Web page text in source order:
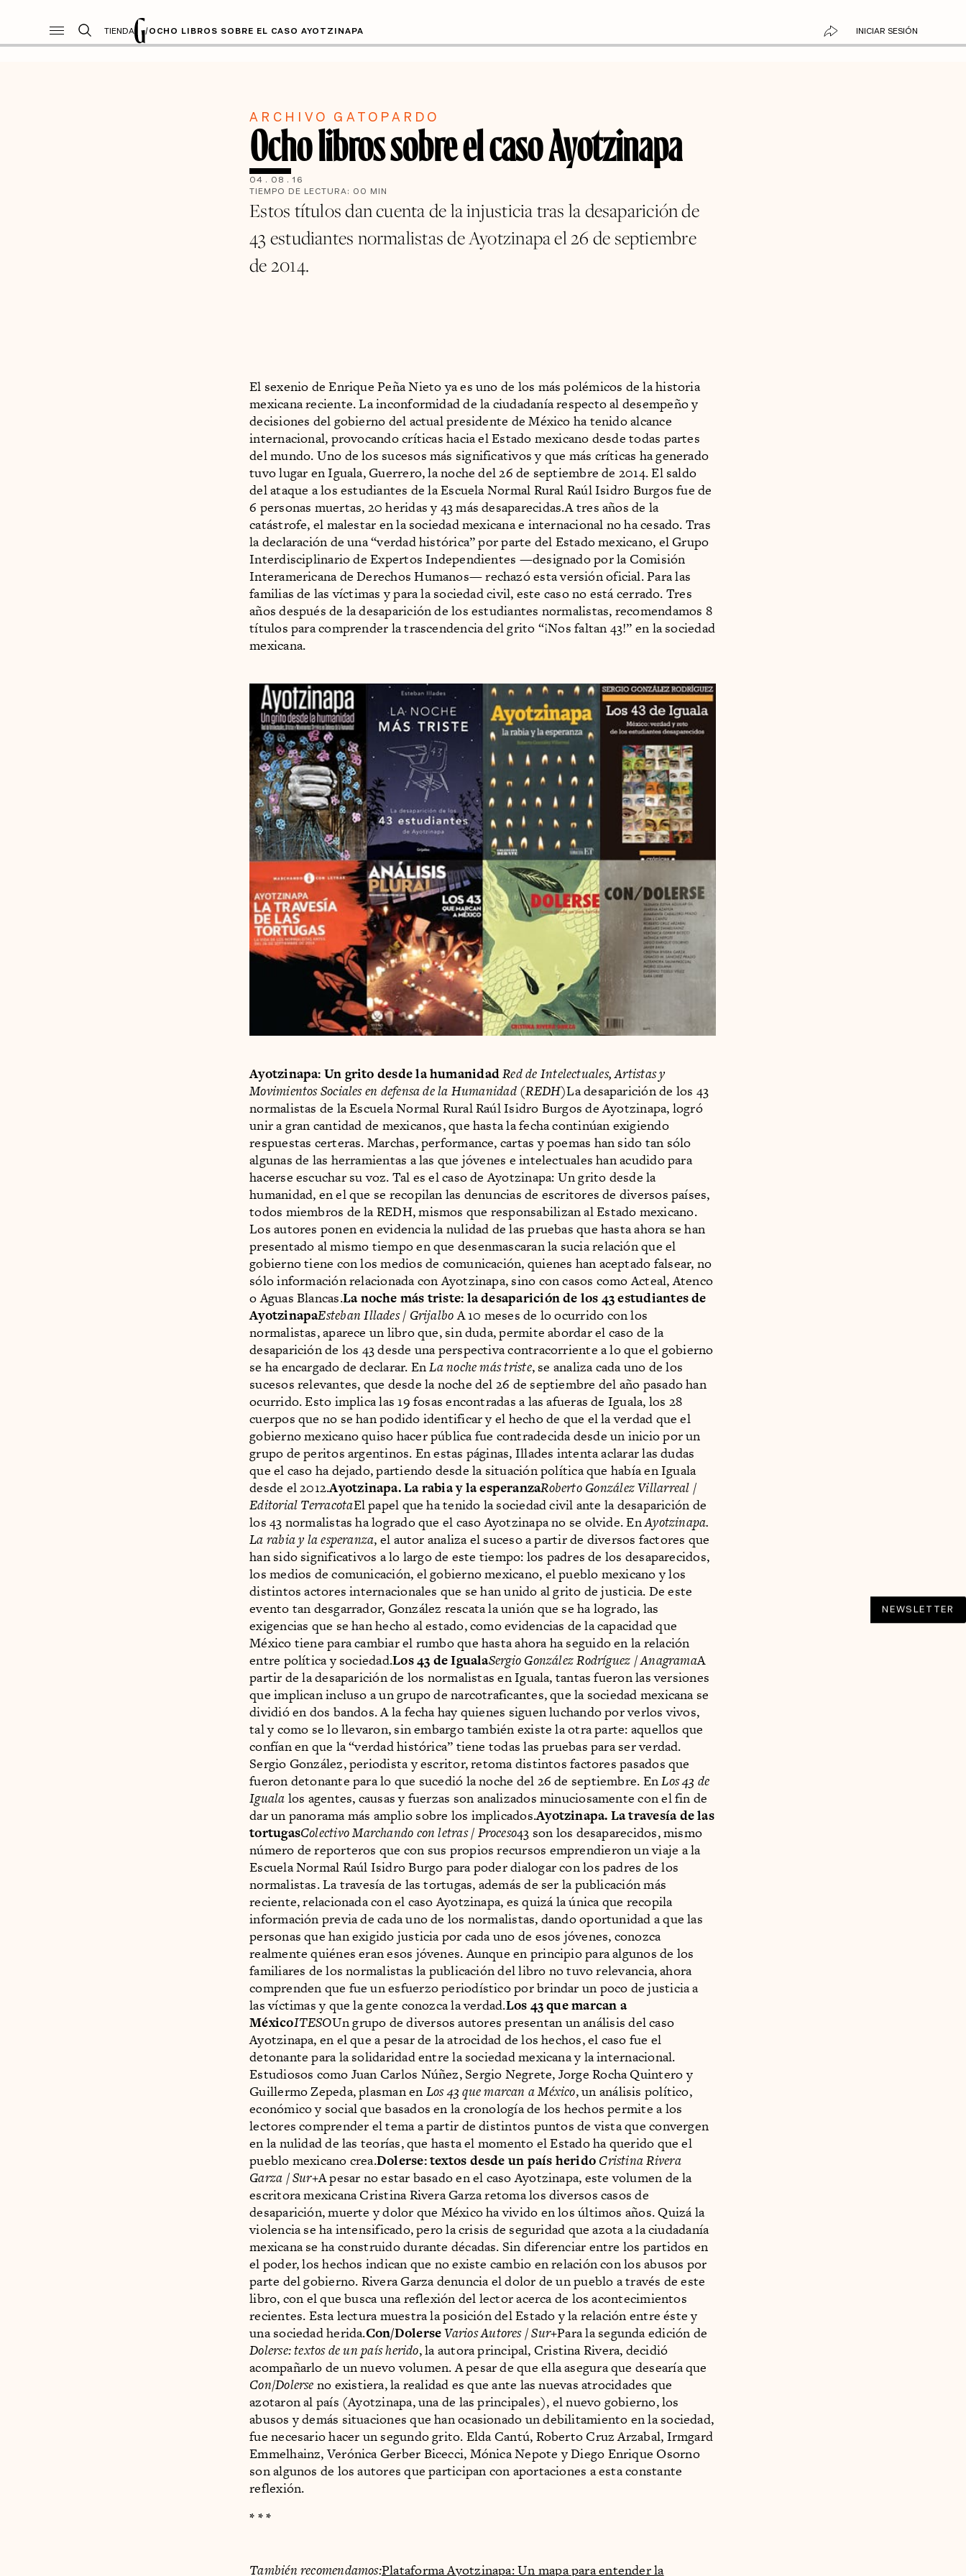
TIENDA /OCHO LIBROS SOBRE EL CASO AYOTZINAPA INICIAR SESIÓN
ARCHIVO GATOPARDO
Ocho libros sobre el caso Ayotzinapa
04 . 08 . 16
TIEMPO DE LECTURA: 00 MIN
Estos títulos dan cuenta de la injusticia tras la desaparición de
43 estudiantes normalistas de Ayotzinapa el 26 de septiembre
de 2014.
El sexenio de Enrique Peña Nieto ya es uno de los más polémicos de la historia
mexicana reciente. La inconformidad de la ciudadanía respecto al desempeño y
decisiones del gobierno del actual presidente de México ha tenido alcance
internacional, provocando críticas hacia el Estado mexicano desde todas partes
del mundo. Uno de los sucesos más significativos y que más críticas ha generado
tuvo lugar en Iguala, Guerrero, la noche del 26 de septiembre de 2014. El saldo
del ataque a los estudiantes de la Escuela Normal Rural Raúl Isidro Burgos fue de
6 personas muertas, 20 heridas y 43 más desaparecidas.A tres años de la
catástrofe, el malestar en la sociedad mexicana e internacional no ha cesado. Tras
la declaración de una “verdad histórica” por parte del Estado mexicano, el Grupo
Interdisciplinario de Expertos Independientes —designado por la Comisión
Interamericana de Derechos Humanos— rechazó esta versión oficial. Para las
familias de las víctimas y para la sociedad civil, este caso no está cerrado. Tres
años después de la desaparición de los estudiantes normalistas, recomendamos 8
títulos para comprender la trascendencia del grito “¡Nos faltan 43!” en la sociedad
mexicana.
Ayotzinapa: Un grito desde la humanidadRed de Intelectuales, Artistas y
Movimientos Sociales en defensa de la Humanidad (REDH)La desaparición de los 43
normalistas de la Escuela Normal Rural Raúl Isidro Burgos de Ayotzinapa, logró
unir a gran cantidad de mexicanos, que hasta la fecha continúan exigiendo
respuestas certeras. Marchas, performance, cartas y poemas han sido tan sólo
algunas de las herramientas a las que jóvenes e intelectuales han acudido para
hacerse escuchar su voz. Tal es el caso de Ayotzinapa: Un grito desde la
humanidad, en el que se recopilan las denuncias de escritores de diversos países,
todos miembros de la REDH, mismos que responsabilizan al Estado mexicano.
Los autores ponen en evidencia la nulidad de las pruebas que hasta ahora se han
presentado al mismo tiempo en que desenmascaran la sucia relación que el
gobierno tiene con los medios de comunicación, quienes han aceptado falsear, no
sólo información relacionada con Ayotzinapa, sino con casos como Acteal, Atenco
o Aguas Blancas.La noche más triste: la desaparición de los 43 estudiantes de
AyotzinapaEsteban Illades / GrijalboA 10 meses de lo ocurrido con los
normalistas, aparece un libro que, sin duda, permite abordar el caso de la
desaparición de los 43 desde una perspectiva contracorriente a lo que el gobierno
se ha encargado de declarar. EnLa noche más triste, se analiza cada uno de los
sucesos relevantes, que desde la noche del 26 de septiembre del año pasado han
ocurrido. Esto implica las 19 fosas encontradas a las afueras de Iguala, los 28
cuerpos que no se han podido identificar y el hecho de que el la verdad que el
gobierno mexicano quiso hacer pública fue contradecida desde un inicio por un
grupo de peritos argentinos. En estas páginas, Illades intenta aclarar las dudas
que el caso ha dejado, partiendo desde la situación política que había en Iguala
desde el 2012.Ayotzinapa. La rabia y la esperanzaRoberto González Villarreal /
Editorial TerracotaEl papel que ha tenido la sociedad civil ante la desaparición de
los 43 normalistas ha logrado que el caso Ayotzinapa no se olvide. EnAyotzinapa.
La rabia y la esperanza, el autor analiza el suceso a partir de diversos factores que
han sido significativos a lo largo de este tiempo: los padres de los desaparecidos,
los medios de comunicación, el gobierno mexicano, el pueblo mexicano y los
distintos actores internacionales que se han unido al grito de justicia. De este
evento tan desgarrador, González rescata la unión que se ha logrado, las
exigencias que se han hecho al estado, como evidencias de la capacidad que
México tiene para cambiar el rumbo que hasta ahora ha seguido en la relación
entre política y sociedad.Los 43 de IgualaSergio González Rodríguez / AnagramaA
partir de la desaparición de los normalistas en Iguala, tantas fueron las versiones
que implican incluso a un grupo de narcotraficantes, que la sociedad mexicana se
dividió en dos bandos. A la fecha hay quienes siguen luchando por verlos vivos,
tal y como se lo llevaron, sin embargo también existe la otra parte: aquellos que
confían en que la “verdad histórica” tiene todas las pruebas para ser verdad.
Sergio González, periodista y escritor, retoma distintos factores pasados que
fueron detonante para lo que sucedió la noche del 26 de septiembre. EnLos 43 de
Iguala los agentes, causas y fuerzas son analizados minuciosamente con el fin de
dar un panorama más amplio sobre los implicados.Ayotzinapa. La travesía de las
tortugasColectivo Marchando con letras / Proceso43 son los desaparecidos, mismo
número de reporteros que con sus propios recursos emprendieron un viaje a la
Escuela Normal Raúl Isidro Burgo para poder dialogar con los padres de los
normalistas. La travesía de las tortugas, además de ser la publicación más
reciente, relacionada con el caso Ayotzinapa, es quizá la única que recopila
información previa de cada uno de los normalistas, dando oportunidad a que las
personas que han exigido justicia por cada uno de esos jóvenes, conozca
realmente quiénes eran esos jóvenes. Aunque en principio para algunos de los
familiares de los normalistas la publicación del libro no tuvo relevancia, ahora
comprenden que fue un esfuerzo periodístico por brindar un poco de justicia a
las víctimas y que la gente conozca la verdad.Los 43 que marcan a
MéxicoITESOUn grupo de diversos autores presentan un análisis del caso
Ayotzinapa, en el que a pesar de la atrocidad de los hechos, el caso fue el
detonante para la solidaridad entre la sociedad mexicana y la internacional.
Estudiosos como Juan Carlos Núñez, Sergio Negrete, Jorge Rocha Quintero y
Guillermo Zepeda, plasman en Los 43 que marcan a México, un análisis político,
económico y social que basados en la cronología de los hechos permite a los
lectores comprender el tema a partir de distintos puntos de vista que convergen
en la nulidad de las teorías, que hasta el momento el Estado ha querido que el
pueblo mexicano crea.Dolerse: textos desde un país herido Cristina Rivera
Garza / Sur+A pesar no estar basado en el caso Ayotzinapa, este volumen de la
escritora mexicana Cristina Rivera Garza retoma los diversos casos de
desaparición, muerte y dolor que México ha vivido en los últimos años. Quizá la
violencia se ha intensificado, pero la crisis de seguridad que azota a la ciudadanía
mexicana se ha construido durante décadas. Sin diferenciar entre los partidos en
el poder, los hechos indican que no existe cambio en relación con los abusos por
parte del gobierno. Rivera Garza denuncia el dolor de un pueblo a través de este
libro, con el que busca una reflexión del lector acerca de los acontecimientos
recientes. Esta lectura muestra la posición del Estado y la relación entre éste y
una sociedad herida.Con/DolerseVarios Autores / Sur+Para la segunda edición de
Dolerse: textos de un país herido, la autora principal, Cristina Rivera, decidió
acompañarlo de un nuevo volumen. A pesar de que ella asegura que desearía que
Con/Dolerse no existiera, la realidad es que ante las nuevas atrocidades que
azotaron al país (Ayotzinapa, una de las principales), el nuevo gobierno, los
abusos y demás situaciones que han ocasionado un debilitamiento en la sociedad,
fue necesario hacer un segundo grito. Elda Cantú, Roberto Cruz Arzabal, Irmgard
Emmelhainz, Verónica Gerber Bicecci, Mónica Nepote y Diego Enrique Osorno
son algunos de los autores que participan con aportaciones a esta constante
reflexión.
* * *
También recomendamos:Plataforma Ayotzinapa: Un mapa para entender la
NEWSLETTER